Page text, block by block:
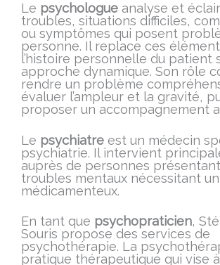
Le psychologue analyse et
troubles, situations difficiles,
ou symptômes qui posent
personne. Il replace ces
l’histoire personnelle du patient
approche dynamique. Son rôle
rendre un problème
évaluer l’ampleur et la gravité,
proposer un accompagnement
Le psychiatre est un médecin
psychiatrie. Il intervient
auprès de personnes
troubles mentaux nécessitant
médicamenteux.
En tant que psychopraticien,
Souris propose des services de
psychothérapie. La
pratique thérapeutique qui vise